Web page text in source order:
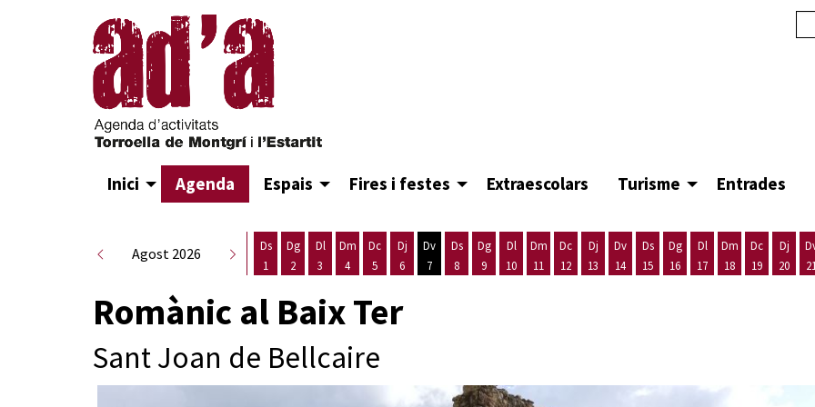
Inici Agenda Espais Fires i festes Extraescolars Turisme Entrades
Agost 2026
Ds
1
Dg
2
Dl
3
Dm
4
Dc
5
Dj
6
Dv
7
Ds
8
Dg
9
Dl
10
Dm
11
Dc
12
Dj
13
Dv
14
Ds
15
Dg
16
Dl
17
Dm
18
Dc
19
Dj
20
Romànic al Baix Ter
Sant Joan de Bellcaire